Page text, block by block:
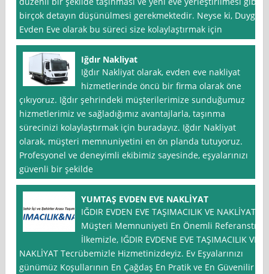
birçok detayın düşünülmesi gerekmektedir. Neyse ki, Duygu
Evden Eve olarak bu süreci size kolaylaştırmak için
Iğdır Nakliyat
Iğdır Nakliyat olarak, evden eve nakliyat
hizmetlerinde öncü bir firma olarak öne
çıkıyoruz. Iğdır şehrindeki müşterilerimize sunduğumuz
hizmetlerimiz ve sağladığımız avantajlarla, taşınma
sürecinizi kolaylaştırmak için buradayız. Iğdır Nakliyat
olarak, müşteri memnuniyetini en ön planda tutuyoruz.
Profesyonel ve deneyimli ekibimiz sayesinde, eşyalarınızı
güvenli bir şekilde
YUMTAŞ EVDEN EVE NAKLİYAT
IĞDIR EVDEN EVE TAŞIMACILIK VE NAKLİYAT
Müşteri Memnuniyeti En Önemli Referanstır
İlkemizle, IĞDIR EVDENE EVE TAŞIMACILIK VE
NAKLİYAT Tecrübemizle Hizmetinizdeyiz. Ev Eşyalarınızı
günümüz Koşullarının En Çağdaş En Pratik ve En Güvenilir